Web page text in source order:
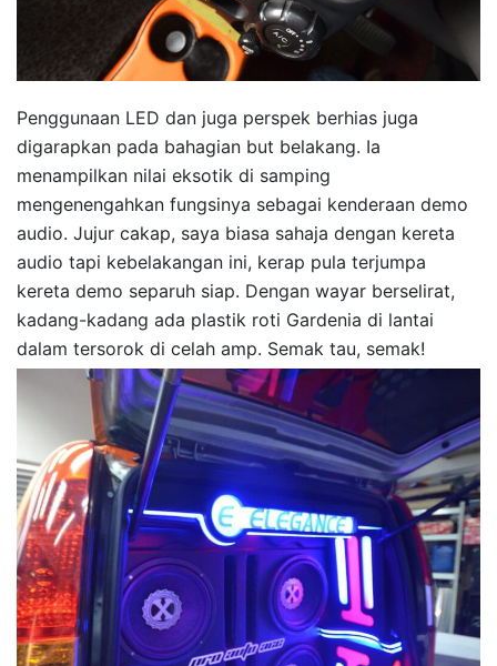
Penggunaan LED dan juga perspek berhias juga
digarapkan pada bahagian but belakang. Ia
menampilkan nilai eksotik di samping
mengenengahkan fungsinya sebagai kenderaan demo
audio. Jujur cakap, saya biasa sahaja dengan kereta
audio tapi kebelakangan ini, kerap pula terjumpa
kereta demo separuh siap. Dengan wayar berselirat,
kadang-kadang ada plastik roti Gardenia di lantai
dalam tersorok di celah amp. Semak tau, semak!